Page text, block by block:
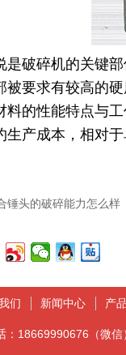
碎机的关键部
被要求有较高的
料的性能特点与
生产成本，相对
锤头的破碎能力怎么样
们 新闻中心 产
：18669990676（微